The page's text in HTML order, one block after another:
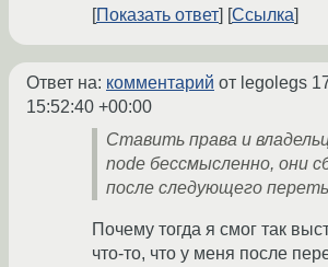
Показать ответ
Ссылка
Ответ на: комментарий от legolegs
15:52:40 +00:00
Ставить права и
node бессмысленно, они
после следующего
Почему тогда я смог так
что-то, что у меня после